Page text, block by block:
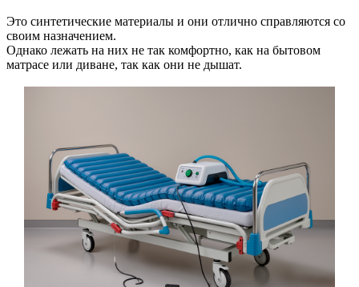
Это синтетические материалы и они отлично справляются со
своим назначением.
Однако лежать на них не так комфортно, как на бытовом
матрасе или диване, так как они не дышат.